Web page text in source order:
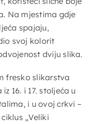
Na mjestima gdje
spajaju,
svoj kolorit
dviju slika.
fresko slikarstva
16. i 17. stoljeća u
i u ovoj crkvi –
„Veliki